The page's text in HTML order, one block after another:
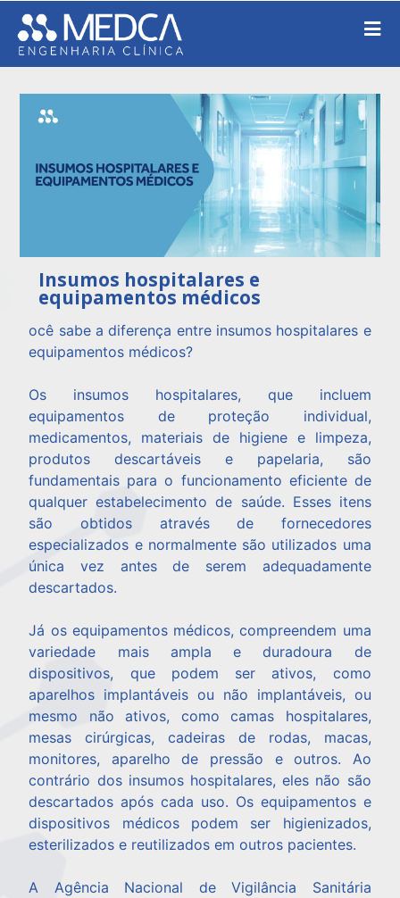
Insumos hospitalares e
equipamentos médicos
ocê sabe a diferença entre insumos hospitalares e
equipamentos médicos?
Os insumos hospitalares, que incluem
equipamentos de proteção individual,
medicamentos, materiais de higiene e limpeza,
produtos descartáveis e papelaria, são
fundamentais para o funcionamento eficiente de
qualquer estabelecimento de saúde. Esses itens
são obtidos através de fornecedores
especializados e normalmente são utilizados uma
única vez antes de serem adequadamente
descartados.
Já os equipamentos médicos, compreendem uma
variedade mais ampla e duradoura de
dispositivos, que podem ser ativos, como
aparelhos implantáveis ou não implantáveis, ou
mesmo não ativos, como camas hospitalares,
mesas cirúrgicas, cadeiras de rodas, macas,
monitores, aparelho de pressão e outros. Ao
contrário dos insumos hospitalares, eles não são
descartados após cada uso. Os equipamentos e
dispositivos médicos podem ser higienizados,
esterilizados e reutilizados em outros pacientes.
A Agência Nacional de Vigilância Sanitária